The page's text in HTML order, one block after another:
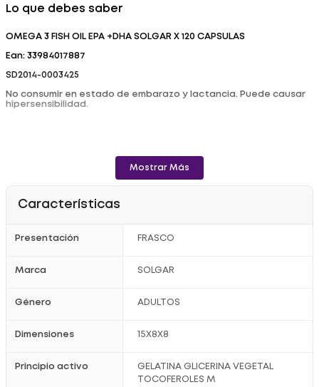
Lo que debes saber
OMEGA 3 FISH OIL EPA +DHA SOLGAR X 120 CAPSULAS
Ean: 33984017887
SD2014-0003425
No consumir en estado de embarazo y lactancia. Puede causar
hipersensibilidad.
Mostrar Más
Características
Presentación FRASCO
Marca SOLGAR
Género ADULTOS
Dimensiones 15X8X8
Principio activo
GELATINA GLICERINA VEGETAL
TOCOFEROLES M